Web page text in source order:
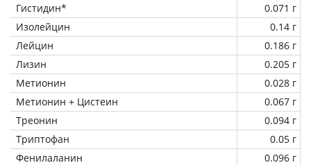
Гистидин*
0.071 г
Изолейцин
0.14 г
Лейцин
0.186 г
Лизин
0.205 г
Метионин
0.028 г
Метионин + Цистеин
0.067 г
Треонин
0.094 г
Триптофан
0.05 г
Фенилаланин
0.096 г